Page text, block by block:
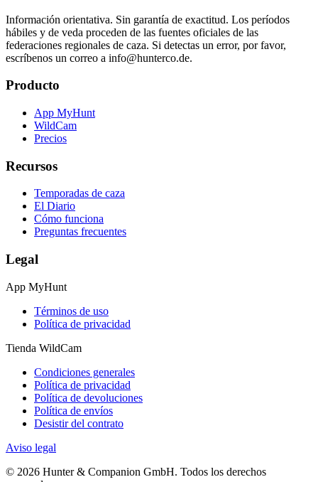
Información orientativa. Sin garantía de exactitud. Los períodos
hábiles y de veda proceden de las fuentes oficiales de las
federaciones regionales de caza. Si detectas un error, por favor,
escríbenos un correo a info@hunterco.de.
Producto
App MyHunt
WildCam
Precios
Recursos
Temporadas de caza
El Diario
Cómo funciona
Preguntas frecuentes
Legal
App MyHunt
Términos de uso
Política de privacidad
Tienda WildCam
Condiciones generales
Política de privacidad
Política de devoluciones
Política de envíos
Desistir del contrato
Aviso legal
© 2026 Hunter & Companion GmbH. Todos los derechos